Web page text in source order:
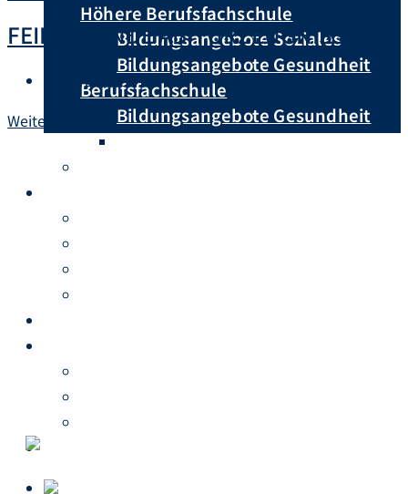
Höhere Berufsfachschule
Bildungsangebote Soziales
Bildungsangebote Gesundheit
Berufsfachschule
Bildungsangebote Gesundheit
Bildungsangebote Soziales
FEIERSTUNDE ABITURZEUGNISSE
5. März 2025
Weiterlesen